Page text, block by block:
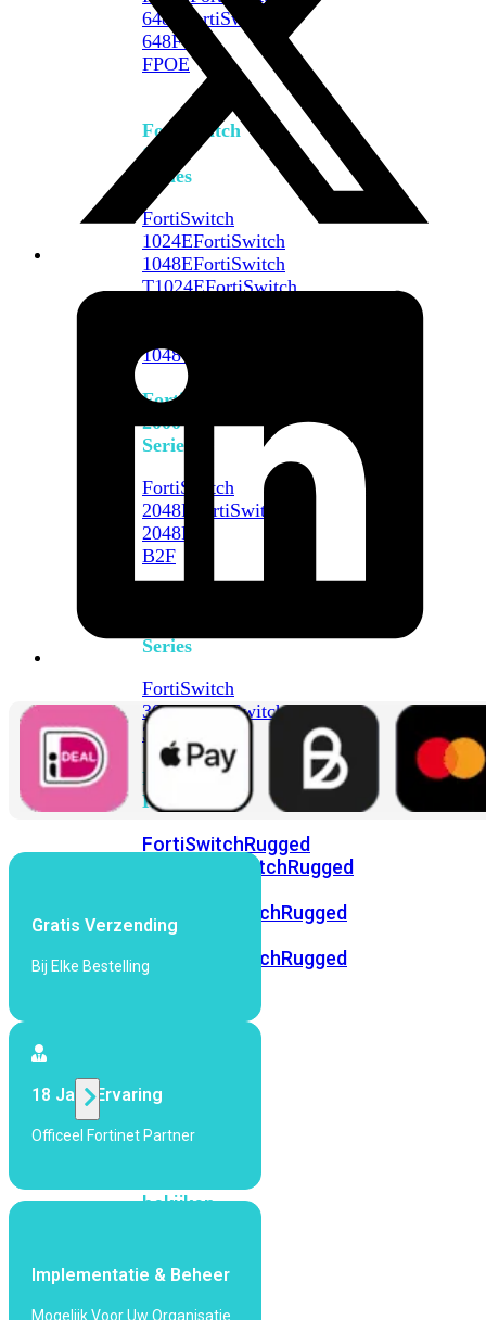
648F
FortiSwitch
648F-
FPOE
FortiSwitch
1000
Series
FortiSwitch
1024EFortiSwitch
1048EFortiSwitch
T1024EFortiSwitch
1048G
FortiSwitch
2000
Series
FortiSwitch
2048F
FortiSwitch
2048F-
B2F
Series
FortiSwitch
3032EFortiSwitch
3032G
FortiSwitch
Ruggedized
FortiSwitchRugged
FortiSwitchRugged
FortiSwitchRugged
216F-
POE
FortiSwitchRugged
424F-
Alle
bekijken
Fi
Gratis Verzending
Bij Elke Bestelling
18 Jaar Ervaring
Officeel Fortinet Partner
Implementatie & Beheer
Mogelijk Voor Uw Organisatie